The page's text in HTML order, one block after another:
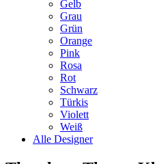
Gelb
Grau
Grün
Orange
Pink
Rosa
Rot
Schwarz
Türkis
Violett
Weiß
Alle Designer